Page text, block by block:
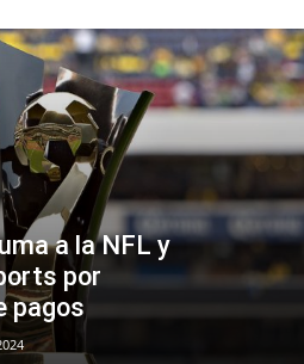
a la NFL y
por
pagos